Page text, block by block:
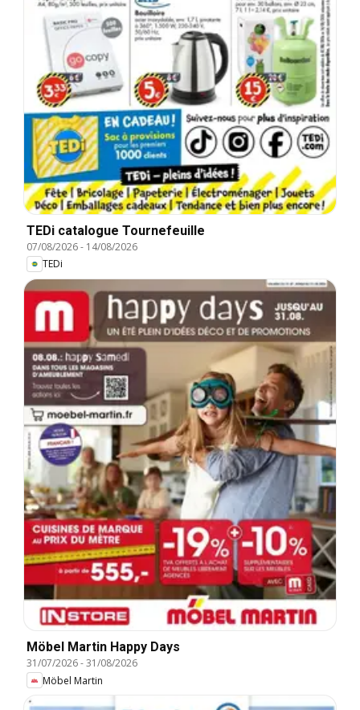
TEDi catalogue Tournefeuille
07/08/2026- 14/08/2026
TEDi
Möbel Martin Happy Days
31/07/2026-31/08/2026
Möbel Martin